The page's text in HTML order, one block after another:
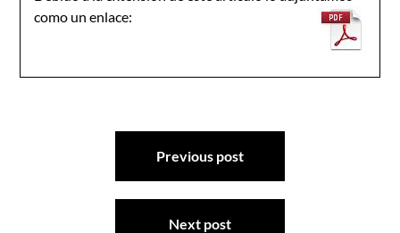
como un enlace:
Navegación
entradas
Previous post
Next post